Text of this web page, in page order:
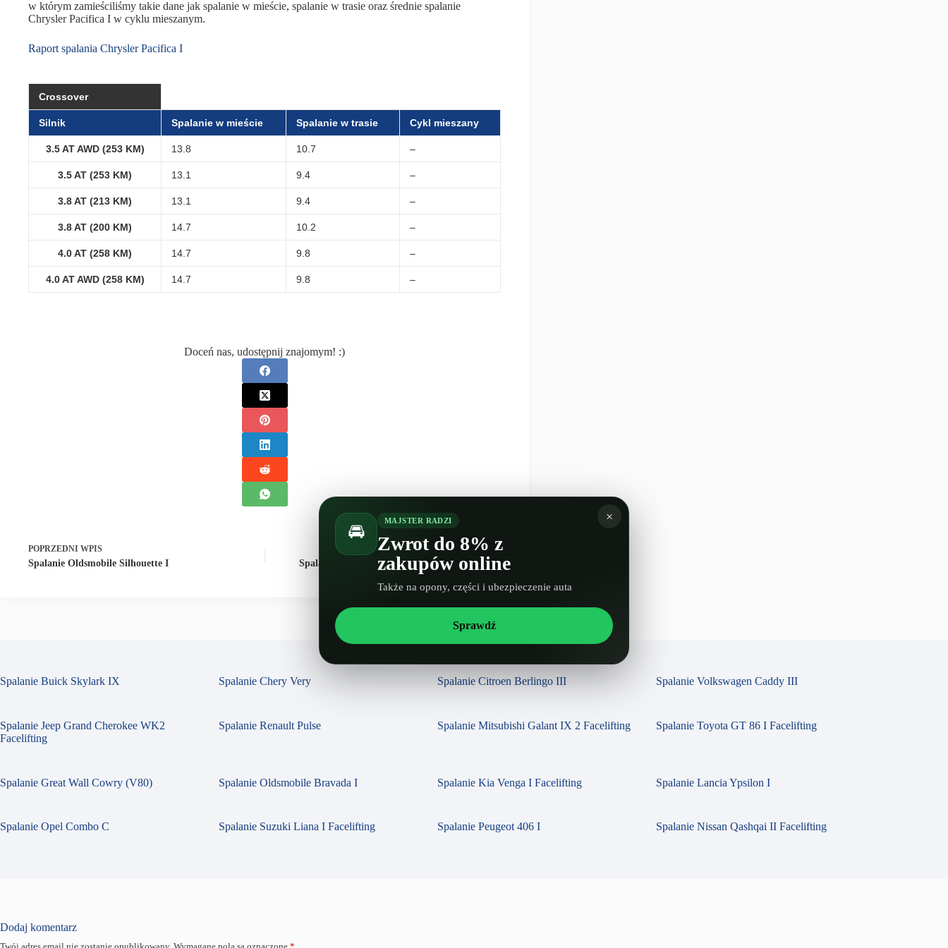
w którym zamieściliśmy takie dane jak spalanie w mieście, spalanie w trasie oraz średnie spalanie
Chrysler Pacifica I w cyklu mieszanym.
Raport spalania Chrysler Pacifica I
Crossover
Silnik Spalanie w mieście Spalanie w trasie Cykl mieszany
3.5 AT AWD (253 KM) 13.8 10.7 –
3.5 AT (253 KM) 13.1 9.4 –
3.8 AT (213 KM) 13.1 9.4 –
3.8 AT (200 KM) 14.7 10.2 –
4.0 AT (258 KM) 14.7 9.8 –
4.0 AT AWD (258 KM) 14.7 9.8 –
Doceń nas, udostępnij znajomym! :)
POPRZEDNI WPIS
Spalanie Oldsmobile Silhouette I
NASTĘPNYWPIS
Spalanie Mitsubishi Outlander III 2 Facelifting
Spalanie Buick Skylark IX Spalanie Chery Very Spalanie Citroen Berlingo III Spalanie Volkswagen Caddy III
Spalanie Jeep Grand Cherokee WK2
Facelifting
Spalanie Renault Pulse Spalanie Mitsubishi Galant IX 2 Facelifting Spalanie Toyota GT 86 I Facelifting
Spalanie Great Wall Cowry (V80) Spalanie Oldsmobile Bravada I Spalanie Kia Venga I Facelifting Spalanie Lancia Ypsilon I
Spalanie Opel Combo C Spalanie Suzuki Liana I Facelifting Spalanie Peugeot 406 I Spalanie Nissan Qashqai II Facelifting
Dodaj komentarz
×
🚘 MAJSTER RADZI
Zwrot do 8% z
zakupów online
Także na opony, części i ubezpieczenie auta
Sprawdź